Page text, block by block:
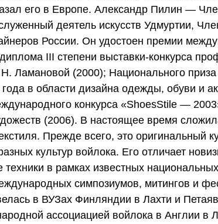
его в Европе. Александр Пилин —
деятель искусств Удмуртии,
России. Он удостоен премии
III степени выставки-конкурса
Ламановой (2000); Национального приза
в области дизайна одежды, обуви и
конкурса «ShoesStile —
(2006). В настоящее время
Прежде всего, это оригинальный
культур войлока. Его отличает
в рамках известных
симпозиумов, митингов и
в ВУЗах Финляндии в Лахти и
ассоциацией войлока в Англии в